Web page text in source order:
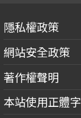
隱私權政策
網站安全政策
著作權聲明
本站使用正體字